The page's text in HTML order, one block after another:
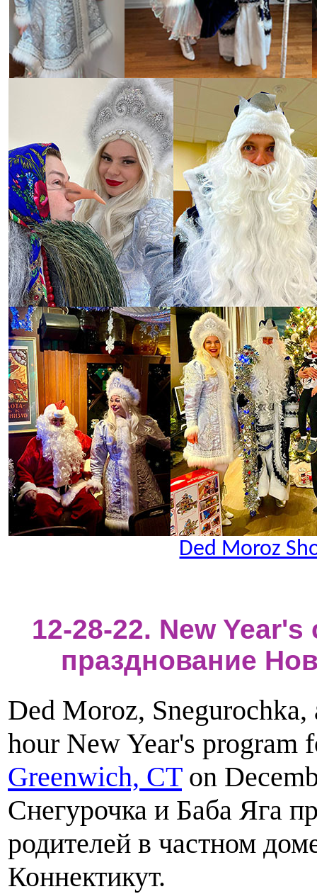
Ded Moroz
12-28-22. New
празднование
Ded Moroz, Snegurochka,
hour New Year's program
Greenwich, CTon
Снегурочка и Баба Яга
родителей в частном
Коннектикут.